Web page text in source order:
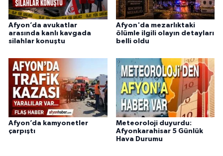
Afyon’da avukatlar
arasında kanlı kavgada
silahlar konuştu
Afyon'da mezarlıktaki
ölümle ilgili olayın detayları
belli oldu
Afyon’da kamyonetler
çarpıştı
Meteoroloji duyurdu:
Afyonkarahisar 5 Günlük
Hava Durumu